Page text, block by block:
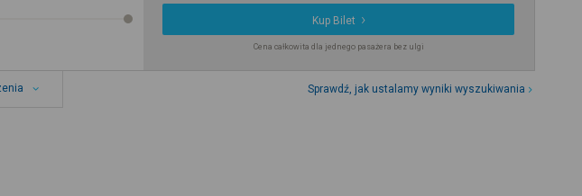
Kup Bilet
Cena całkowita dla jednego pasażera bez ulgi
Sprawdź, jak ustalamy wyniki wyszukiwania